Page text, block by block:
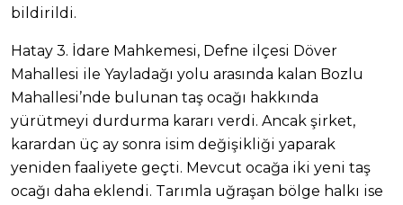
bildirildi.
Hatay 3. İdare Mahkemesi, Defne ilçesi Döver
Mahallesi ile Yayladağı yolu arasında kalan Bozlu
Mahallesi’nde bulunan taş ocağı hakkında
yürütmeyi durdurma kararı verdi. Ancak şirket,
karardan üç ay sonra isim değişikliği yaparak
yeniden faaliyete geçti. Mevcut ocağa iki yeni taş
ocağı daha eklendi. Tarımla uğraşan bölge halkı ise